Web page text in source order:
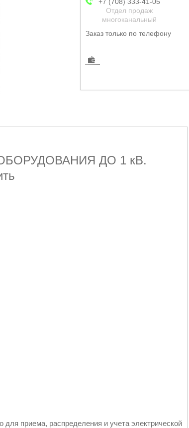
Отдел продаж
многоканальный
Заказ только по телефону
ДО 1 кВ.
приема, распределения и учета электрической